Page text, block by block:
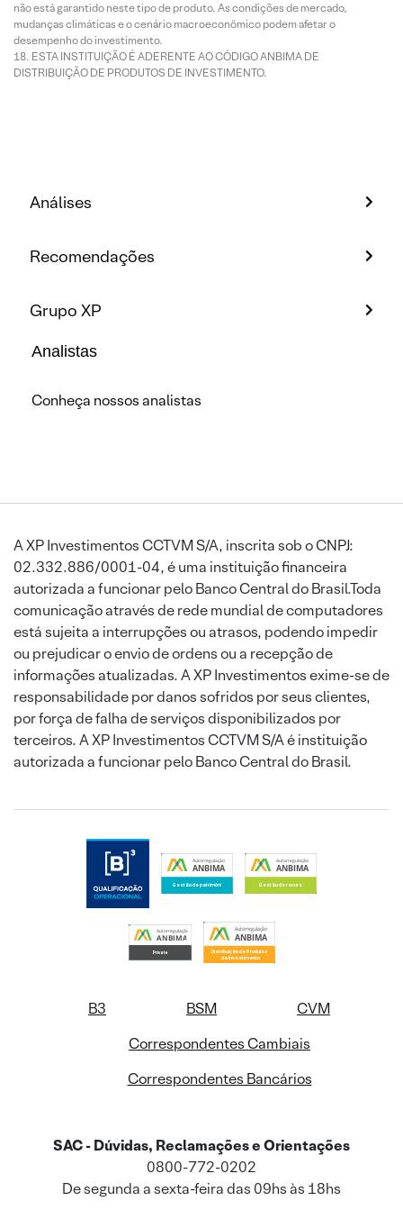
não está garantido neste tipo de produto. As condições de mercado,
mudanças climáticas e o cenário macroeconômico podem afetar o
desempenho do investimento.
ESTA INSTITUIÇÃO É ADERENTE AO CÓDIGO ANBIMA DE
DISTRIBUIÇÃO DE PRODUTOS DE INVESTIMENTO.
Análises
Recomendações
Grupo XP
Analistas
Conheça nossos analistas
A XP Investimentos CCTVM S/A, inscrita sob o CNPJ:
02.332.886/0001-04, é uma instituição financeira
autorizada a funcionar pelo Banco Central do Brasil.Toda
comunicação através de rede mundial de computadores
está sujeita a interrupções ou atrasos, podendo impedir
ou prejudicar o envio de ordens ou a recepção de
informações atualizadas. A XP Investimentos exime-se de
responsabilidade por danos sofridos por seus clientes,
por força de falha de serviços disponibilizados por
terceiros. A XP Investimentos CCTVM S/A é instituição
autorizada a funcionar pelo Banco Central do Brasil.
B3 BSM
CVM
Correspondentes Cambiais
Correspondentes Bancários
SAC - Dúvidas, Reclamações e Orientações
0800-772-0202
De segunda a sexta-feira das 09hs às 18hs